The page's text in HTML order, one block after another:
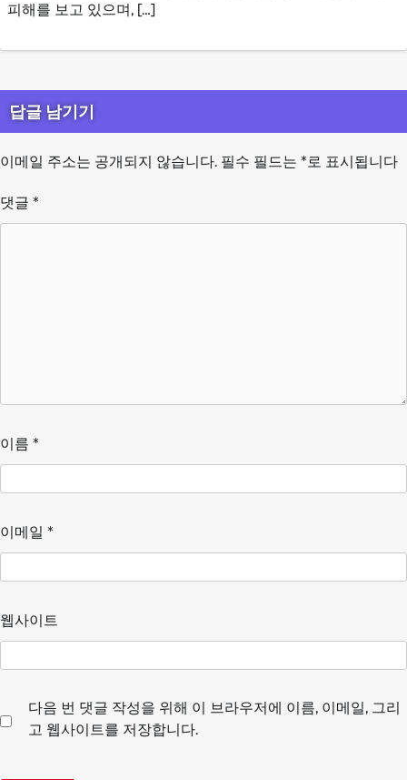
피해를 보고 있으며, […]
답글 남기기
이메일 주소는 공개되지 않습니다. 필수 필드는 *로 표시됩니다
댓글 *
이름 *
이메일 *
웹사이트
다음 번 댓글 작성을 위해 이 브라우저에 이름, 이메일, 그리
고 웹사이트를 저장합니다.